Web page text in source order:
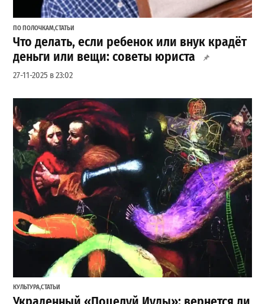
ПО ПОЛОЧКАМ,СТАТЬИ
Что делать, если ребенок или внук крадёт
деньги или вещи: советы юриста
27-11-2025 в 23:02
КУЛЬТУРА,СТАТЬИ